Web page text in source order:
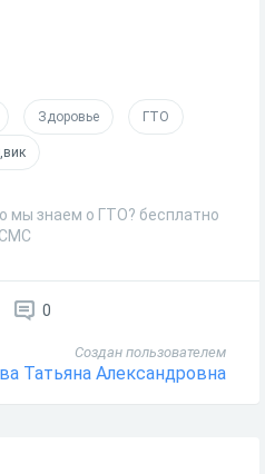
Здоровье ГТО
мы знаем о ГТО? бесплатно
СМС
0
Создан пользователем
Татьяна Александровна